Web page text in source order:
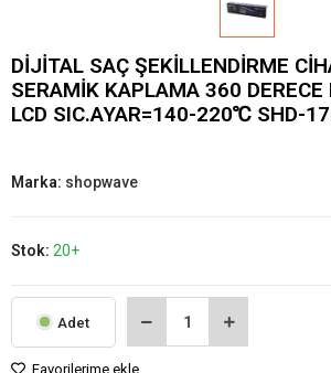
DİJİTAL SAÇ ŞEKİLLENDİRME
SERAMİK KAPLAMA 360
LCD SIC.AYAR=140-220℃ SHD-
Marka: shopwave
Stok: 20+
Adet
Favorilerime ekle